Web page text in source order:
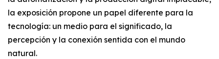
la exposición propone un papel diferente para la
tecnología: un medio para el significado, la
percepción y la conexión sentida con el mundo
natural.